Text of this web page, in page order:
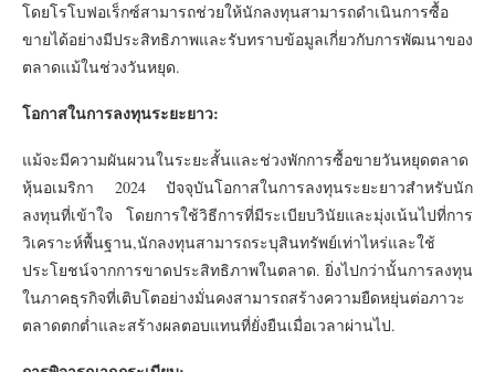
โดยโรโบฟอเร็กซ์สามารถช่วยให้นักลงทุนสามารถดำเนินการซื้อ
ขายได้อย่างมีประสิทธิภาพและรับทราบข้อมูลเกี่ยวกับการพัฒนาของ
ตลาดแม้ในช่วงวันหยุด.
โอกาสในการลงทุนระยะยาว:
แม้จะมีความผันผวนในระยะสั้นและช่วงพักการซื้อขายวันหยุดตลาด
หุ้นอเมริกา 2024 ปัจจุบันโอกาสในการลงทุนระยะยาวสำหรับนัก
ลงทุนที่เข้าใจ โดยการใช้วิธีการที่มีระเบียบวินัยและมุ่งเน้นไปที่การ
วิเคราะห์พื้นฐาน,นักลงทุนสามารถระบุสินทรัพย์เท่าไหร่และใช้
ประโยชน์จากการขาดประสิทธิภาพในตลาด. ยิ่งไปกว่านั้นการลงทุน
ในภาคธุรกิจที่เติบโตอย่างมั่นคงสามารถสร้างความยืดหยุ่นต่อภาวะ
ตลาดตกต่ำและสร้างผลตอบแทนที่ยั่งยืนเมื่อเวลาผ่านไป.